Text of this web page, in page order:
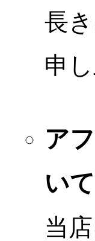
長
申
ア
いて
当